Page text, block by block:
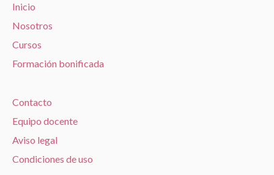
Inicio
Nosotros
Cursos
Formación bonificada
Contacto
Equipo docente
Aviso legal
Condiciones de uso